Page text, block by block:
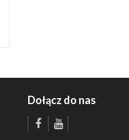
Dołącz do nas